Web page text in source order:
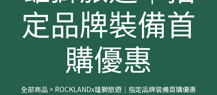
定品牌裝備首
購優惠
全部商品 > ROCKLANDx雄獅旅遊｜指定品牌裝備首購優惠